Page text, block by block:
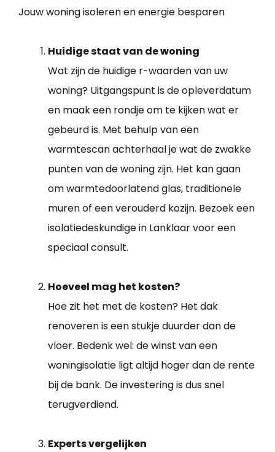
Jouw woning isoleren en energie besparen
Huidige staat van de woning
Wat zijn de huidige r-waarden van uw
woning? Uitgangspunt is de opleverdatum
en maak een rondje om te kijken wat er
gebeurd is. Met behulp van een
warmtescan achterhaal je wat de zwakke
punten van de woning zijn. Het kan gaan
om warmtedoorlatend glas, traditionele
muren of een verouderd kozijn. Bezoek een
isolatiedeskundige in Lanklaar voor een
speciaal consult.
Hoeveel mag het kosten?
Hoe zit het met de kosten? Het dak
renoveren is een stukje duurder dan de
vloer. Bedenk wel: de winst van een
woningisolatie ligt altijd hoger dan de rente
bij de bank. De investering is dus snel
terugverdiend.
Experts vergelijken